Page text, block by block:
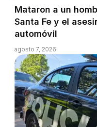
Mataron a un
Santa Fe y el
automóvil
agosto 7, 2026